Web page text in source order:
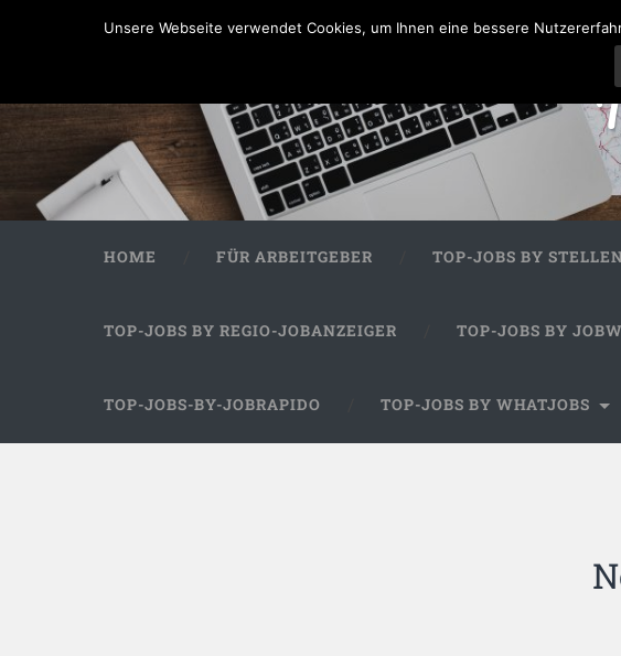
HOME FÜR ARBEITGEBER TOP-JOBS BY
TOP-JOBS BY REGIO-JOBANZEIGER TOP-JOBS BY
TOP-JOBS-BY-JOBRAPIDO TOP-JOBS BY WHATJOBS
Unsere Webseite verwendet Cookies, um Ihnen eine bessere